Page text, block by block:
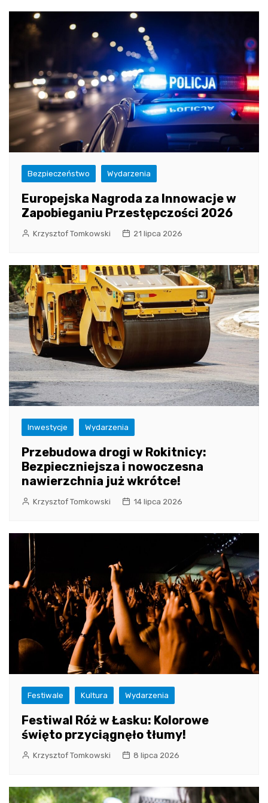
Bezpieczeństwo Wydarzenia
Europejska Nagroda za Innowacje w
Zapobieganiu Przestępczości 2026
Krzysztof Tomkowski 21 lipca 2026
Inwestycje Wydarzenia
Przebudowa drogi w Rokitnicy:
Bezpieczniejsza i nowoczesna
nawierzchnia już wkrótce!
Krzysztof Tomkowski 14 lipca 2026
Festiwale Kultura Wydarzenia
Festiwal Róż w Łasku: Kolorowe
święto przyciągnęło tłumy!
Krzysztof Tomkowski 8 lipca 2026